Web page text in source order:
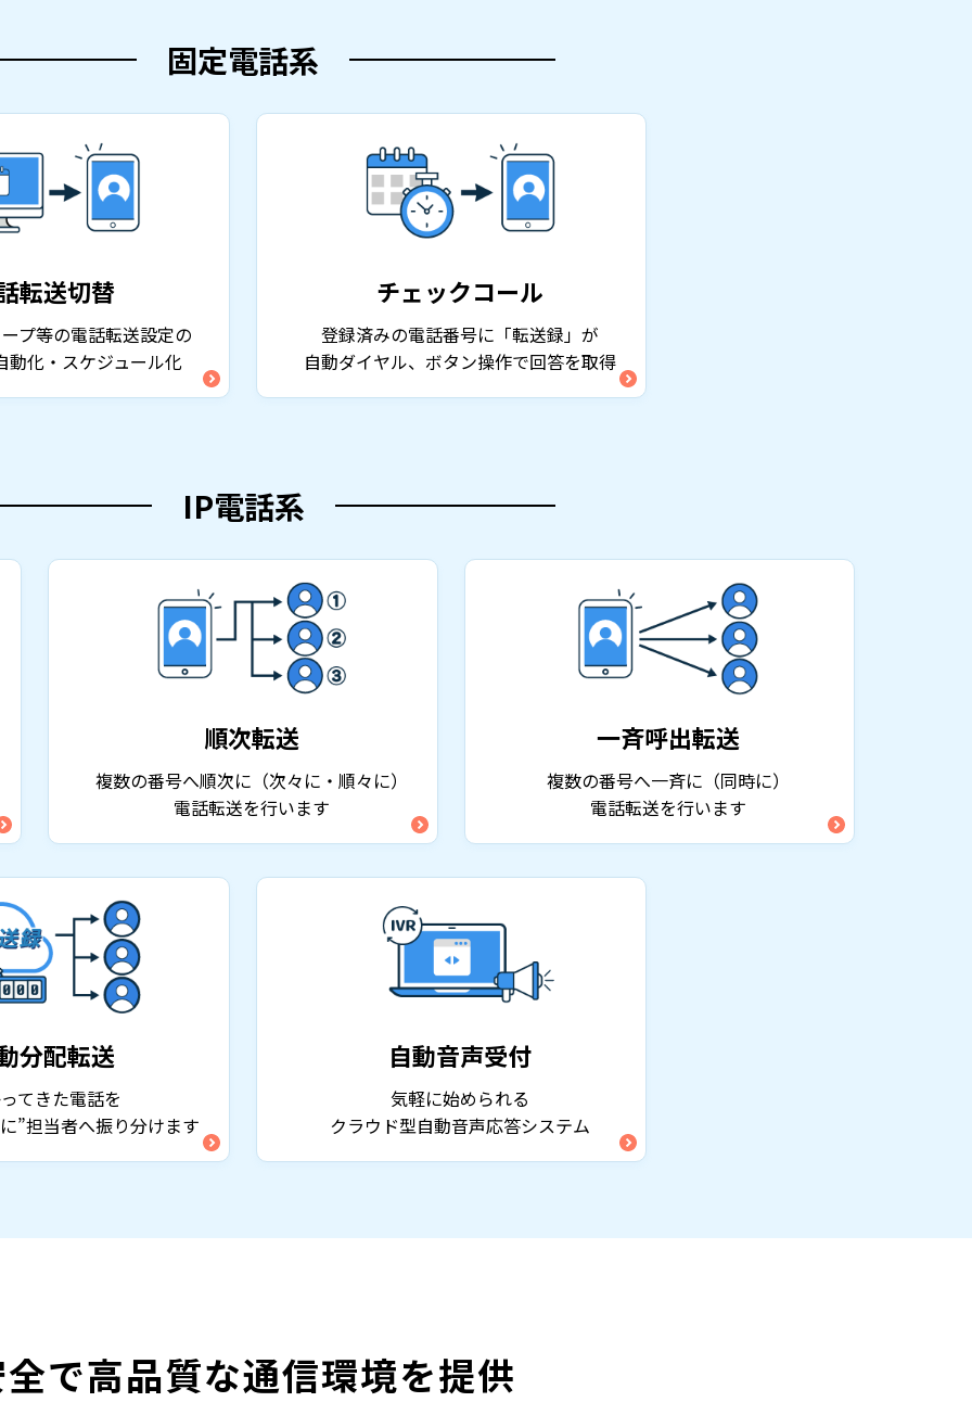
固定電話系
転送切替
プ等の電話転送設定の
動化・スケジュール化
チェックコール
登録済みの電話番号に「転送録」が
自動ダイヤル、ボタン操作で回答を取得
IP電話系
順次転送
複数の番号へ順次に（次々に・順々に）
電話転送を行います
一斉呼出転送
複数の番号へ一斉に（同時に）
電話転送を行います
分配転送
てきた電話を
”担当者へ振り分けます
自動音声受付
気軽に始められる
クラウド型自動音声応答システム
で高品質な通信環境を提供